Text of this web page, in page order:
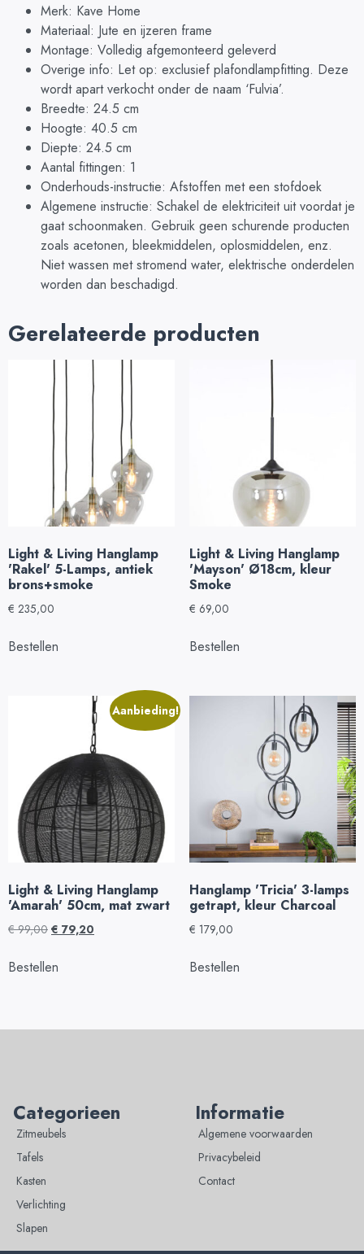
Merk: Kave Home
Materiaal: Jute en ijzeren frame
Montage: Volledig afgemonteerd geleverd
Overige info: Let op: exclusief plafondlampfitting. Deze
wordt apart verkocht onder de naam ‘Fulvia’.
Breedte: 24.5 cm
Hoogte: 40.5 cm
Diepte: 24.5 cm
Aantal fittingen: 1
Onderhouds-instructie: Afstoffen met een stofdoek
Algemene instructie: Schakel de elektriciteit uit voordat je
gaat schoonmaken. Gebruik geen schurende producten
zoals acetonen, bleekmiddelen, oplosmiddelen, enz.
Niet wassen met stromend water, elektrische onderdelen
worden dan beschadigd.
Gerelateerde producten
Light & Living Hanglamp
'Rakel' 5-Lamps, antiek
brons+smoke
€ 235,00
Bestellen
Light & Living Hanglamp
'Mayson' Ø18cm, kleur
Smoke
€ 69,00
Bestellen
Aanbieding!
Light & Living Hanglamp
'Amarah' 50cm, mat zwart
€99,00 € 79,20
Bestellen
Hanglamp 'Tricia' 3-lamps
getrapt, kleur Charcoal
€ 179,00
Bestellen
Categorieen
Zitmeubels
Tafels
Kasten
Verlichting
Slapen
Informatie
Algemene voorwaarden
Privacybeleid
Contact